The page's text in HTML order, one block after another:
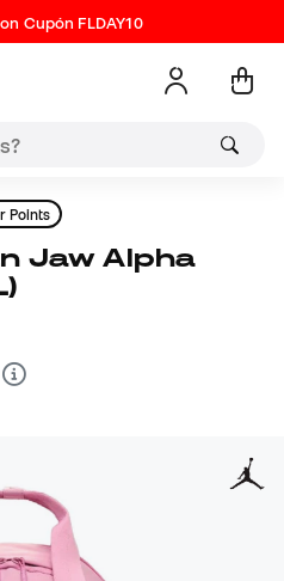
Cupón FLDAY10
Points